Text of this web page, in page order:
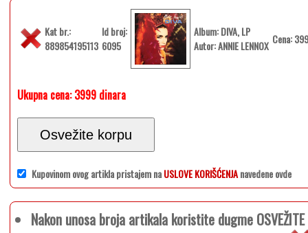
Kat br.:
889854195113
Id broj:
6095
Album: DIVA, LP
Autor: ANNIE LENNOX Cena:
Ukupna cena:3999 dinara
Osvežite korpu
Kupovinom ovog artikla pristajem naUSLOVE KORIŠĆENJAnavedene ovde
Nakon unosa broja artikala koristite dugme OSVEŽITE